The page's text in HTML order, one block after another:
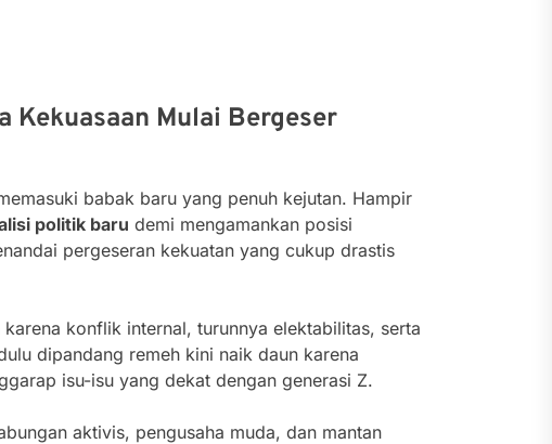
Mulai Bergeser
babak baru yang penuh kejutan. Hampir
politik baru demi mengamankan posisi
pergeseran kekuatan yang cukup drastis
konflik internal, turunnya elektabilitas, serta
dipandang remeh kini naik daun karena
isu-isu yang dekat dengan generasi Z.
aktivis, pengusaha muda, dan mantan